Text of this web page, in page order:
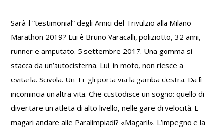
la
Marathon
degli
Amici
del
Sarà il “testimonial” degli Amici del Trivulzio alla Milano
Marathon 2019? Lui è Bruno Varacalli, poliziotto, 32 anni,
runner e amputato. 5 settembre 2017. Una gomma si
stacca da un’autocisterna. Lui, in moto, non riesce a
evitarla. Scivola. Un Tir gli porta via la gamba destra. Da lì
incomincia un’altra vita. Che custodisce un sogno: quello di
diventare un atleta di alto livello, nelle gare di velocità. E
magari andare alle Paralimpiadi? «Magari!». L’impegno e la